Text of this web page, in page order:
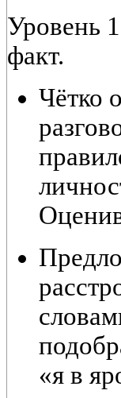
Уровень
факт.
Чётко
«я в